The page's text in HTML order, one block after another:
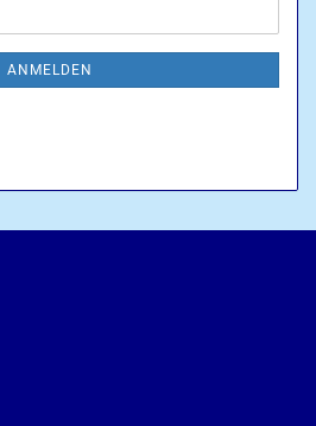
ANMELDEN